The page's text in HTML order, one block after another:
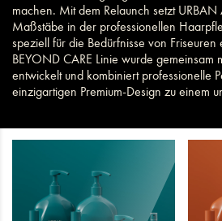
machen. Mit dem Relaunch setzt URBAN
Maßstäbe in der professionellen
speziell für die Bedürfnisse von Friseuren
BEYOND CARE Linie wurde gemeinsam
entwickelt und kombiniert professionelle
einzigartigen Premium-Design zu einem